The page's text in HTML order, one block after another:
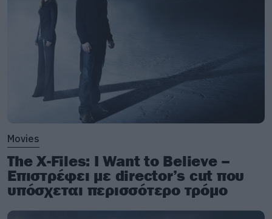
Movies
The X-Files: I Want to Believe –
Επιστρέφει με director’s cut που
υπόσχεται περισσότερο τρόμο